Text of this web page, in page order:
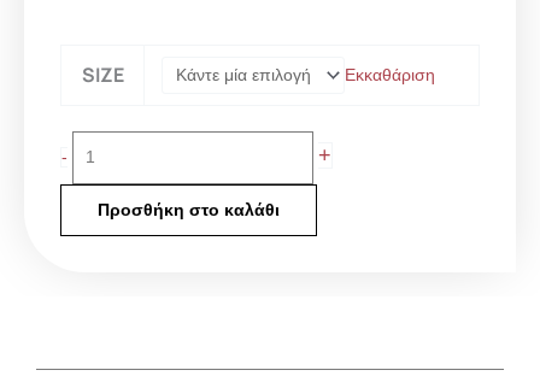
SIZE Εκκαθάριση
-
Sprinkler
ποσότητα
+
Προσθήκη στο καλάθι